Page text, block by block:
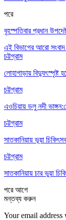
পরে
বৃহস্পতিবার প্রধান
এই বিভাগের আরো সংবাদ
চট্টগ্রাম
লোহাগাড়ায় বিদ্যুৎস্পৃষ্ট
চট্টগ্রাম
এওচিয়ায় ডলু নদী
চট্টগ্রাম
সাতকানিয়ায় ভূয়া
চট্টগ্রাম
সাতকানিয়ায় চার ভুয়া
পরেআগে
মন্তব্য করুন
Your email